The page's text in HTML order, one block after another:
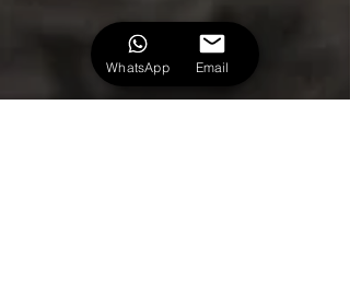
WhatsApp Email